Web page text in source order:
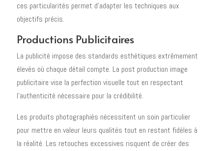
ces particularités permet d'adapter les techniques aux
objectifs précis.
Productions Publicitaires
La publicité impose des standards esthétiques extrêmement
élevés où chaque détail compte. La post production image
publicitaire vise la perfection visuelle tout en respectant
l'authenticité nécessaire pour la crédibilité.
Les produits photographiés nécessitent un soin particulier
pour mettre en valeur leurs qualités tout en restant fidèles à
la réalité. Les retouches excessives risquent de créer des